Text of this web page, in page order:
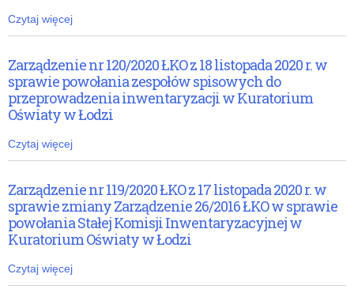
Czytaj więcej
Zarządzenie nr 120/2020 ŁKO z 18 listopada 2020 r. w
sprawie powołania zespołów spisowych do
przeprowadzenia inwentaryzacji w Kuratorium
Oświaty w Łodzi
Czytaj więcej
Zarządzenie nr 119/2020 ŁKO z 17 listopada 2020 r. w
sprawie zmiany Zarządzenie 26/2016 ŁKO w sprawie
powołania Stałej Komisji Inwentaryzacyjnej w
Kuratorium Oświaty w Łodzi
Czytaj więcej